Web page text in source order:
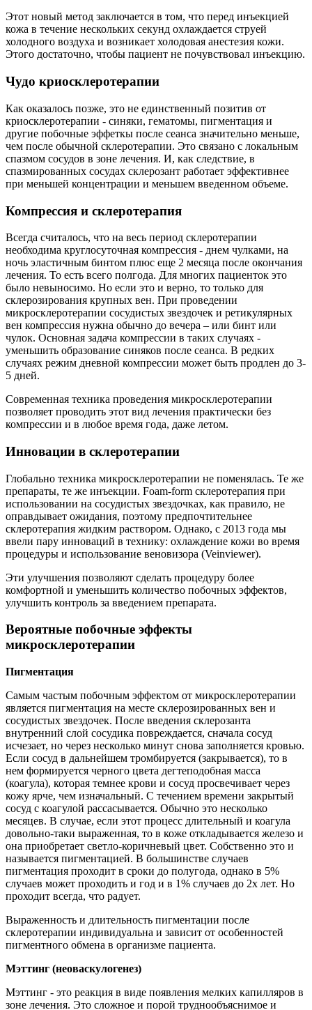
Этот новый метод заключается в том, что перед инъекцией
кожа в течение нескольких секунд охлаждается струей
холодного воздуха и возникает холодовая анестезия кожи.
Этого достаточно, чтобы пациент не почувствовал инъекцию.
Чудо криосклеротерапии
Как оказалось позже, это не единственный позитив от
криосклеротерапии - синяки, гематомы, пигментация и
другие побочные эффеткы после сеанса значительно меньше,
чем после обычной склеротерапии. Это связано с локальным
спазмом сосудов в зоне лечения. И, как следствие, в
спазмированных сосудах склерозант работает эффективнее
при меньшей концентрации и меньшем введенном объеме.
Компрессия и склеротерапия
Всегда считалось, что на весь период склеротерапии
необходима круглосуточная компрессия - днем чулками, на
ночь эластичным бинтом плюс еще 2 месяца после окончания
лечения. То есть всего полгода. Для многих пациенток это
было невыносимо. Но если это и верно, то только для
склерозирования крупных вен. При проведении
микросклеротерапии сосудистых звездочек и ретикулярных
вен компрессия нужна обычно до вечера – или бинт или
чулок. Основная задача компрессии в таких случаях -
уменьшить образование синяков после сеанса. В редких
случаях режим дневной компрессии может быть продлен до 3-
5 дней.
Современная техника проведения микросклеротерапии
позволяет проводить этот вид лечения практически без
компрессии и в любое время года, даже летом.
Инновации в склеротерапии
Глобально техника микросклеротерапии не поменялась. Те же
препараты, те же инъекции. Foam-form склеротерапия при
использовании на сосудистых звездочках, как правило, не
оправдывает ожидания, поэтому предпочтительнее
склеротерапия жидким раствором. Однако, с 2013 года мы
ввели пару инноваций в технику: охлаждение кожи во время
процедуры и использование веновизора (Veinviewer).
Эти улучшения позволяют сделать процедуру более
комфортной и уменьшить количество побочных эффектов,
улучшить контроль за введением препарата.
Вероятные побочные эффекты
микросклеротерапии
Пигментация
Самым частым побочным эффектом от микросклеротерапии
является пигментация на месте склерозированных вен и
сосудистых звездочек. После введения склерозанта
внутренний слой сосудика повреждается, сначала сосуд
исчезает, но через несколько минут снова заполняется кровью.
Если сосуд в дальнейшем тромбируется (закрывается), то в
нем формируется черного цвета дегтеподобная масса
(коагула), которая темнее крови и сосуд просвечивает через
кожу ярче, чем изначальный. С течением времени закрытый
сосуд с коагулой рассасывается. Обычно это несколько
месяцев. В случае, если этот процесс длительный и коагула
довольно-таки выраженная, то в коже откладывается железо и
она приобретает светло-коричневый цвет. Собственно это и
называется пигментацией. В большинстве случаев
пигментация проходит в сроки до полугода, однако в 5%
случаев может проходить и год и в 1% случаев до 2х лет. Но
проходит всегда, что радует.
Выраженность и длительность пигментации после
склеротерапии индивидуальна и зависит от особенностей
пигментного обмена в организме пациента.
Мэттинг (неоваскулогенез)
Мэттинг - это реакция в виде появления мелких капилляров в
зоне лечения. Это сложное и порой труднообъяснимое и